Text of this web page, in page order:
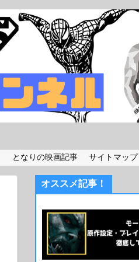
となりの映画記事 サイトマップ
オススメ記事！